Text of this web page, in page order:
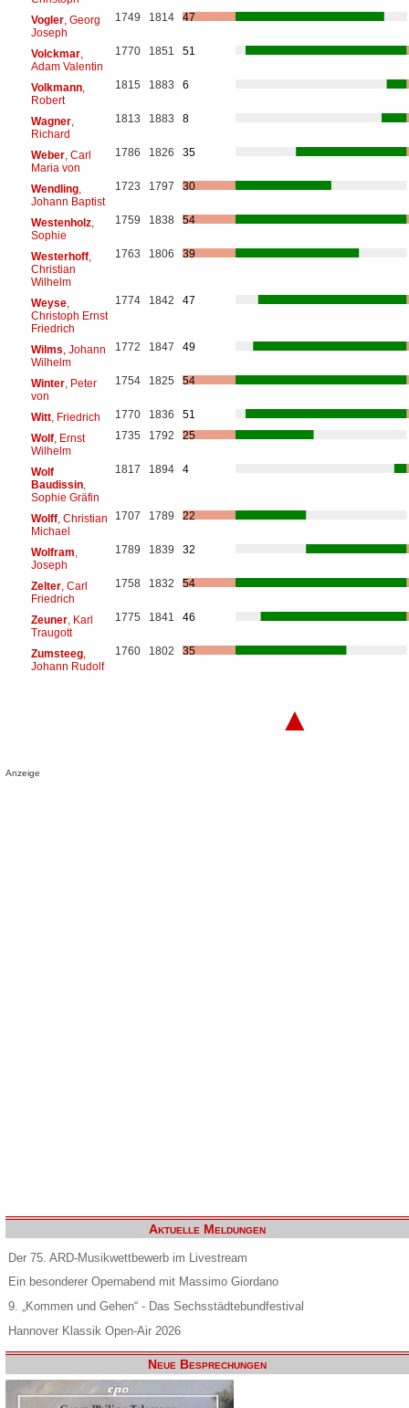
Vogler, Georg
Joseph
1749 1814 47
Volckmar,
Adam Valentin
1770 1851 51
Volkmann,
Robert
1815 1883 6
Wagner,
Richard
1813 1883 8
Weber, Carl
Maria von
1786 1826 35
Wendling,
Johann Baptist
1723 1797 30
Westenholz,
Sophie
1759 1838 54
Westerhoff,
Christian
Wilhelm
1763 1806 39
Weyse,
Christoph Ernst
Friedrich
1774 1842 47
Wilms , Johann
Wilhelm
1772 1847 49
Winter, Peter
von
1754 1825 54
Witt, Friedrich 1770 1836
51
Wolf, Ernst
Wilhelm
1735 1792 25
Wolf
Baudissin,
Sophie Gräfin
1817 1894 4
Wolff, Christian
Michael
1707 1789 22
Wolfram
Joseph
1789 1839 32
Zelter, Carl
Friedrich
1758 1832 54
Zeuner, Karl
Traugott
1775 1841 46
Zumsteeg,
Johann Rudolf
1760 1802 35
▲
Anzeige
Aktuelle Meldungen
Der 75. ARD-Musikwettbewerb im Livestream
Ein besonderer Opernabend mit Massimo Giordano
9. „Kommen und Gehen“ - Das Sechsstädtebundfestival
Hannover Klassik Open-Air 2026
Neue Besprechungen